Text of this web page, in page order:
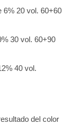
6% 20 vol. 60+60
30 vol. 60+90
40 vol.
del color